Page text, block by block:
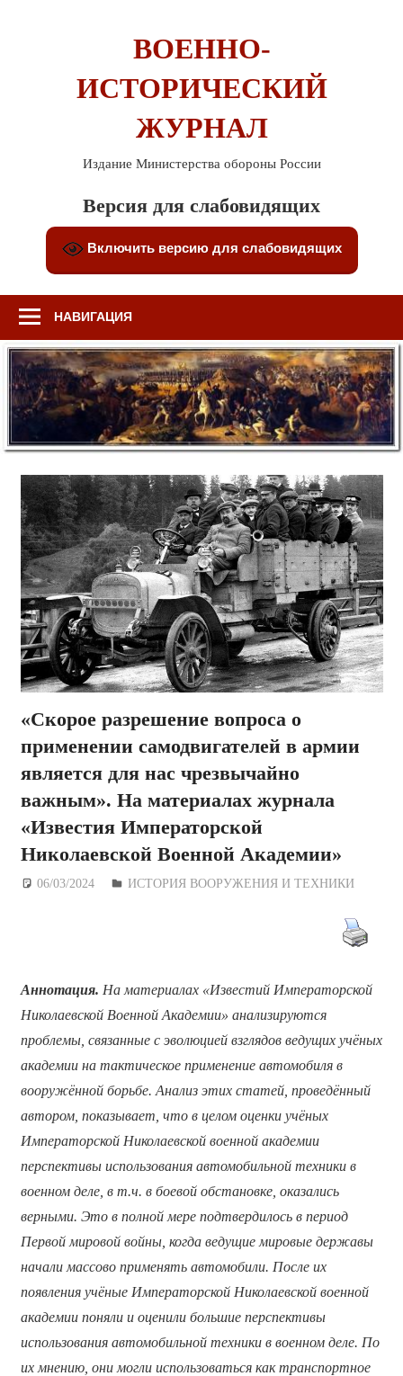
ВОЕННО-
ИСТОРИЧЕСКИЙ
ЖУРНАЛ
Издание Министерства обороны России
Версия для слабовидящих
Включить версию для слабовидящих
НАВИГАЦИЯ
«Скорое разрешение вопроса о
применении самодвигателей в армии
является для нас чрезвычайно
важным». На материалах журнала
«Известия Императорской
Николаевской Военной Академии»
06/03/2024 Дежурный по Редакции
ИСТОРИЯ ВООРУЖЕНИЯ И ТЕХНИКИ
Аннотация. На материалах «Известий Императорской
Николаевской Военной Академии» анализируются
проблемы, связанные с эволюцией взглядов ведущих учёных
академии на тактическое применение автомобиля в
вооружённой борьбе. Анализ этих статей, проведённый
автором, показывает, что в целом оценки учёных
Императорской Николаевской военной академии
перспективы использования автомобильной техники в
военном деле, в т.ч. в боевой обстановке, оказались
верными. Это в полной мере подтвердилось в период
Первой мировой войны, когда ведущие мировые державы
начали массово применять автомобили. После их
появления учёные Императорской Николаевской военной
академии поняли и оценили большие перспективы
использования автомобильной техники в военном деле. По
их мнению, они могли использоваться как транспортное